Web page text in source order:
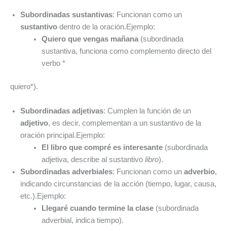
Subordinadas sustantivas: Funcionan como un
sustantivo dentro de la oración.Ejemplo:
Quiero que vengas mañana(subordinada
sustantiva, funciona como complemento directo del
verbo *
quiero*).
Subordinadas adjetivas: Cumplen la función de un
adjetivo, es decir, complementan a un sustantivo de la
oración principal.Ejemplo:
El libro que compré es interesante(subordinada
adjetiva, describe al sustantivo libro).
Subordinadas adverbiales: Funcionan como un adverbio,
indicando circunstancias de la acción (tiempo, lugar, causa,
etc.).Ejemplo:
Llegaré cuando termine la clase(subordinada
adverbial, indica tiempo).